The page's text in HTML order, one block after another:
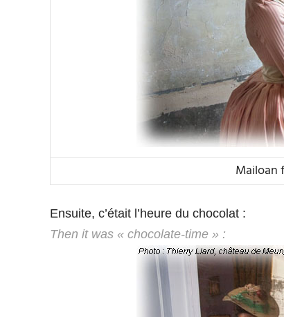
Mailoan
Ensuite, c’était l’heure du chocolat :
Then it was « chocolate-time » :